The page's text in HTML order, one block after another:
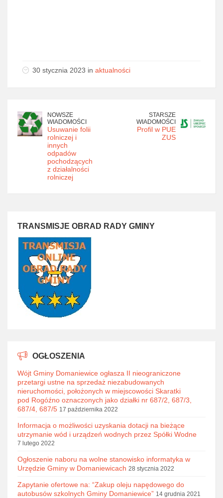
30 stycznia 2023 in aktualności
NOWSZE
WIADOMOŚCI
Usuwanie folii
rolniczej i
innych
odpadów
pochodzących
z działalności
rolniczej
STARSZE
WIADOMOŚCI
Profil w PUE
ZUS
TRANSMISJE OBRAD RADY GMINY
OGŁOSZENIA
Wójt Gminy Domaniewice ogłasza II nieograniczone
przetargi ustne na sprzedaż niezabudowanych
nieruchomości, położonych w miejscowości Skaratki
pod Rogóźno oznaczonych jako działki nr 687/2, 687/3,
687/4, 687/5 17 października 2022
Informacja o możliwości uzyskania dotacji na bieżące
utrzymanie wód i urządzeń wodnych przez Spółki Wodne
7 lutego 2022
Ogłoszenie naboru na wolne stanowisko informatyka w
Urzędzie Gminy w Domaniewicach 28 stycznia 2022
Zapytanie ofertowe na: “Zakup oleju napędowego do
autobusów szkolnych Gminy Domaniewice” 14 grudnia 2021